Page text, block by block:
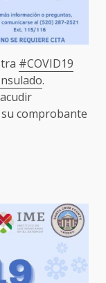
#COVID19
.
comprobante